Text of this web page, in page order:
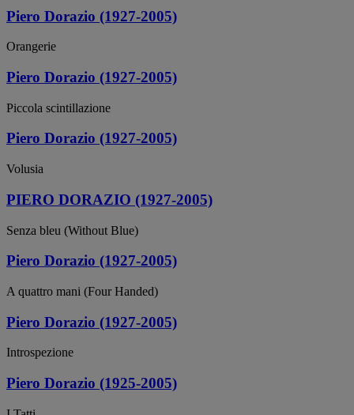
Piero Dorazio (1927-2005)
Orangerie
Piero Dorazio (1927-2005)
Piccola scintillazione
Piero Dorazio (1927-2005)
Volusia
PIERO DORAZIO (1927-2005)
Senza bleu (Without Blue)
Piero Dorazio (1927-2005)
A quattro mani (Four Handed)
Piero Dorazio (1927-2005)
Introspezione
Piero Dorazio (1925-2005)